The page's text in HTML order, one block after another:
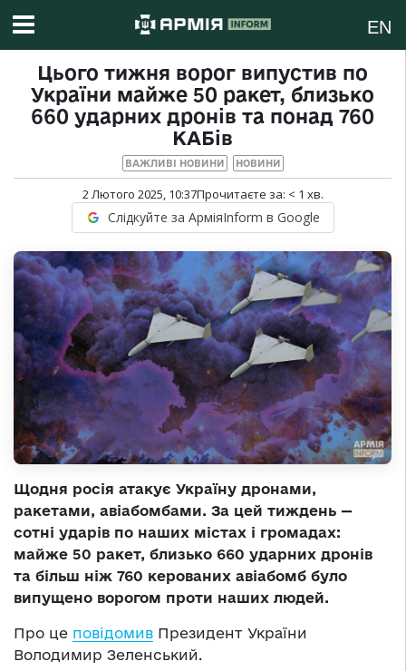
EN
Цього тижня ворог випустив по
України майже 50 ракет, близько
660 ударних дронів та понад 760
КАБів
ВАЖЛИВІ НОВИНИ НОВИНИ
2 Лютого 2025, 10:37Прочитаєте за: < 1 хв.
Слідкуйте за АрміяInform в Google
Щодня росія атакує Україну дронами,
ракетами, авіабомбами. За цей тиждень —
сотні ударів по наших містах і громадах:
майже 50 ракет, близько 660 ударних дронів
та більш ніж 760 керованих авіабомб було
випущено ворогом проти наших людей.
Про це повідомив Президент України
Володимир Зеленський.